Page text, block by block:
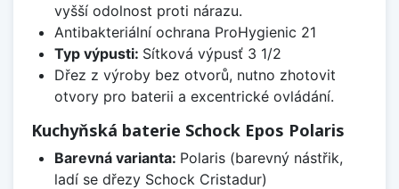
vyšší odolnost proti nárazu.
Antibakteriální ochrana ProHygienic 21
Typ výpusti: Sítková výpusť 3 1/2
Dřez z výroby bez otvorů, nutno zhotovit
otvory pro baterii a excentrické ovládání.
Kuchyňská baterie Schock Epos Polaris
Barevná varianta: Polaris (barevný nástřik,
ladí se dřezy Schock Cristadur)